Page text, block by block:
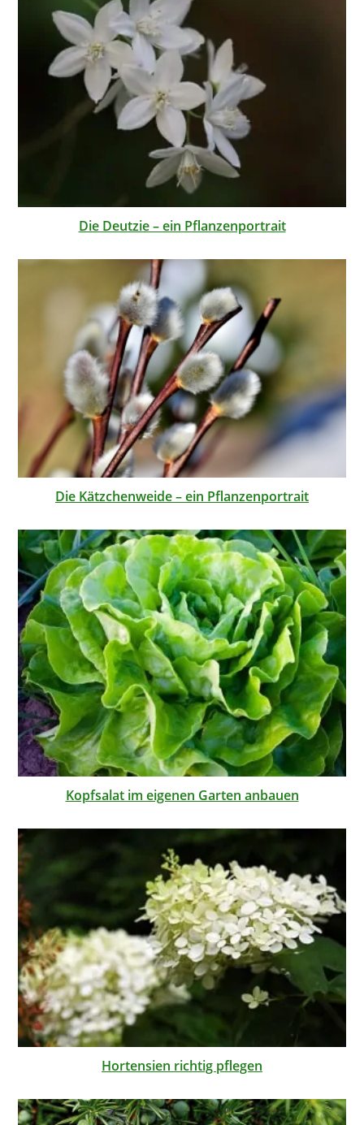
Die Deutzie – ein Pflanzenportrait
Die Kätzchenweide – ein Pflanzenportrait
Kopfsalat im eigenen Garten anbauen
Hortensien richtig pflegen